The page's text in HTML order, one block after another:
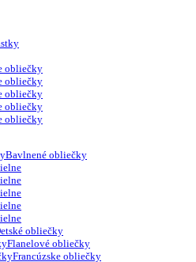
obliečky
obliečky
obliečky
obliečky
obliečky
Bavlnené obliečky
obliečky
Flanelové obliečky
Francúzske obliečky